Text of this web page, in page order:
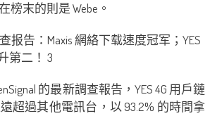
榜末的則是 Webe。
的最新調查報告，YES 4G 用戶鏈
超過其他電訊台，以 93.2% 的時間拿